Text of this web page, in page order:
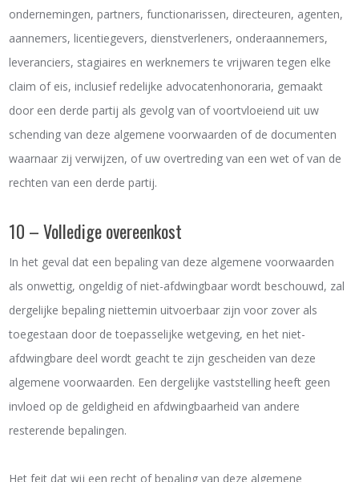
ondernemingen, partners, functionarissen, directeuren, agenten,
aannemers, licentiegevers, dienstverleners, onderaannemers,
leveranciers, stagiaires en werknemers te vrijwaren tegen elke
claim of eis, inclusief redelijke advocatenhonoraria, gemaakt
door een derde partij als gevolg van of voortvloeiend uit uw
schending van deze algemene voorwaarden of de documenten
waarnaar zij verwijzen, of uw overtreding van een wet of van de
rechten van een derde partij.
10 – Volledige overeenkost
In het geval dat een bepaling van deze algemene voorwaarden
als onwettig, ongeldig of niet-afdwingbaar wordt beschouwd, zal
dergelijke bepaling niettemin uitvoerbaar zijn voor zover als
toegestaan door de toepasselijke wetgeving, en het niet-
afdwingbare deel wordt geacht te zijn gescheiden van deze
algemene voorwaarden. Een dergelijke vaststelling heeft geen
invloed op de geldigheid en afdwingbaarheid van andere
resterende bepalingen.
Het feit dat wij een recht of bepaling van deze algemene